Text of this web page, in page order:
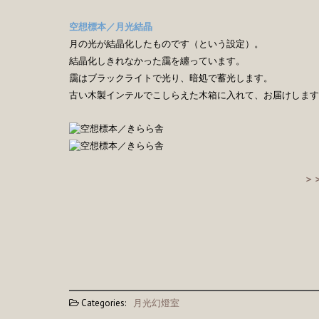
空想標本／月光結晶
月の光が結晶化したものです（という設定）。
結晶化しきれなかった靄を纏っています。
靄はブラックライトで光り、暗処で蓄光します。
古い木製インテルでこしらえた木箱に入れて、お届けします
＞
Categories: 月光幻燈室